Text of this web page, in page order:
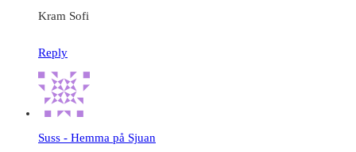
Kram Sofi
Reply
Suss - Hemma på Sjuan